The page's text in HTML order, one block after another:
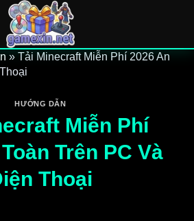
» Tải Minecraft Miễn Phí 2026 An
HƯỚNG DẪN
Miễn Phí
Trên PC Và
Thoại